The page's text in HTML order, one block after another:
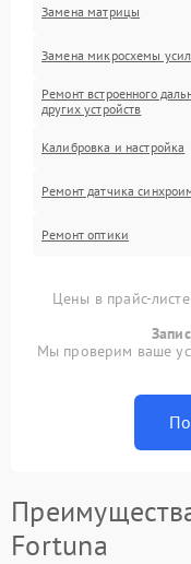
Замена матрицы
Замена микросхемы
Ремонт встроенного
других устройств
Калибровка и настройка
Ремонт датчика
Ремонт оптики
Цены в прайс-
Мы проверим ваше
Fortuna